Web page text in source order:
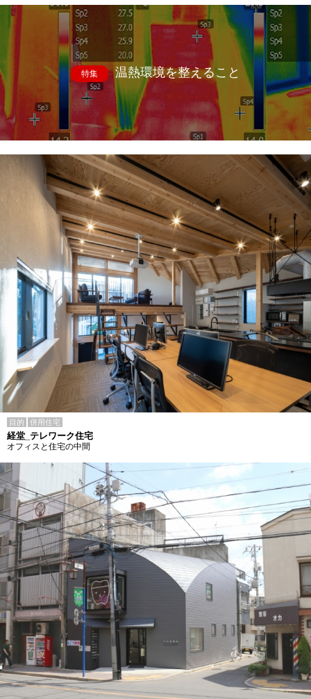
特集 温熱環境を整えること
目的 併用住宅
経堂_テレワーク住宅
オフィスと住宅の中間